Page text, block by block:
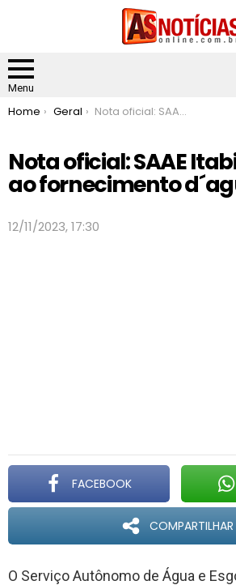
Menu
You are here:
Home Geral Nota oficial: SAAE Itabira quanto ao fornecimento d´agua
Nota oficial: SAAE
ao fornecimento
12/11/2023, 17:30
FACEBOOK
COMPARTILHAR
O Serviço Autônomo de Água e